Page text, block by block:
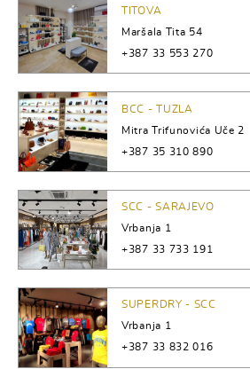
TITOVA
Maršala Tita 54
+387 33 553 270
BCC - TUZLA
Mitra Trifunovića Uče 2
+387 35 310 890
SCC - SARAJEVO
Vrbanja 1
+387 33 733 191
SUPERDRY - SCC
Vrbanja 1
+387 33 832 016